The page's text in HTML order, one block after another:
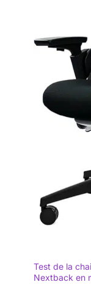
Test de la
Nextback en